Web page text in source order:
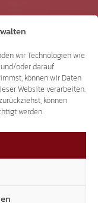
wir Technologien wie
oder darauf
können wir Daten
Website verarbeiten.
können
werden.